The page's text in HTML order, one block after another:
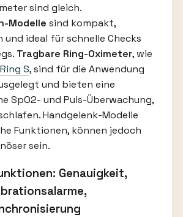
sind gleich.
Modelle sind kompakt,
und ideal für schnelle Checks
Tragbare Ring-Oximeter, wie
S, sind für die Anwendung
und bieten eine
SpO2- und Puls-Überwachung,
Handgelenk-Modelle
Funktionen, können jedoch
sein.
Genauigkeit,